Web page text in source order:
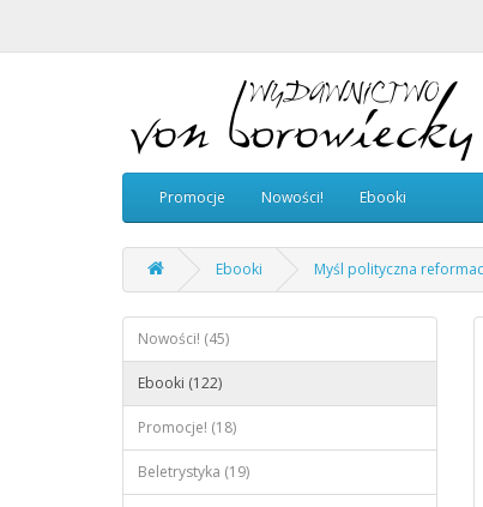
Promocje Nowości! Ebooki
Ebooki Myśl polityczna
Nowości! (45)
Ebooki (122)
Promocje! (18)
Beletrystyka (19)